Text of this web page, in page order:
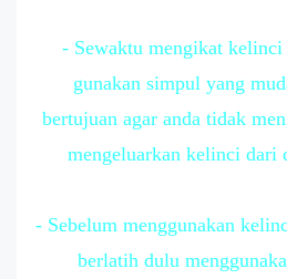
- Sewaktu mengikat kelinci
gunakan simpul yang
bertujuan agar anda tidak
mengeluarkan kelinci dari
- Sebelum menggunakan
berlatih dulu